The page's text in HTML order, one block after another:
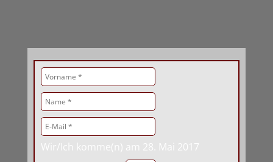
Wir/Ich komme(n) am 28. Mai 2017